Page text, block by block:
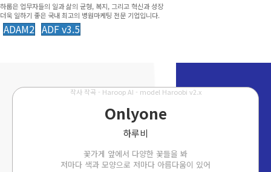
하룹은 업무자들의 일과 삶의 균형, 복지, 그리고 혁신과 성장
더욱 일하기 좋은 국내 최고의 병원마케팅 전문 기업입니다.
ADAM2 ADF v3.5
작사 작곡 - Haroop AI - model Haroobi v2.x
Onlyone
하루비
꽃가게 앞에서 다양한 꽃들을 봐
저마다 색과 모양으로 저마다 아름다움이 있어